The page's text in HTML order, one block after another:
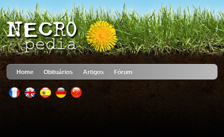
Home Obituários Artigos Fórum